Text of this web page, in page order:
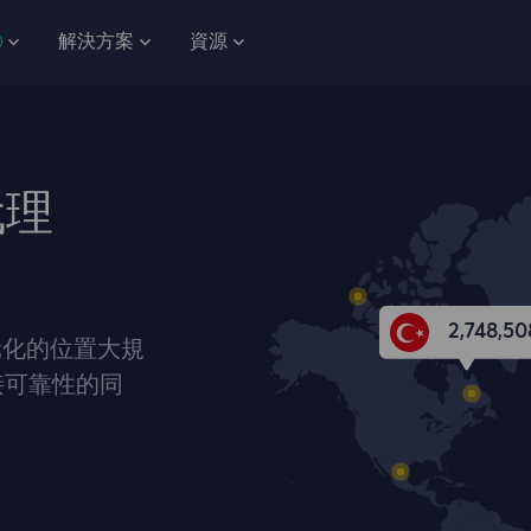
解決方案 資源
的位置大規
靠性的同